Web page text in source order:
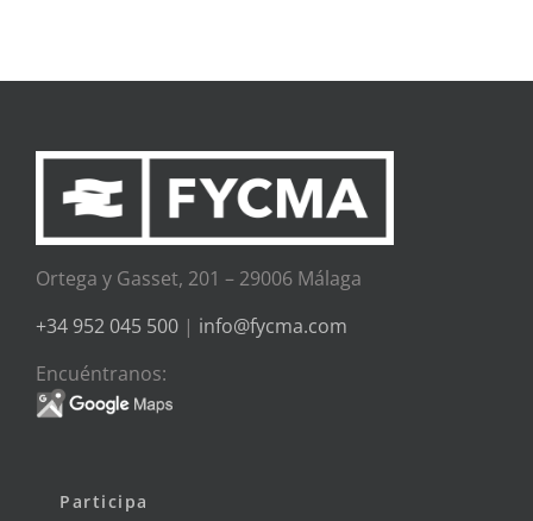
Ortega y Gasset, 201 – 29006 Málaga
+34 952 045 500 | info@fycma.com
Encuéntranos:
Participa